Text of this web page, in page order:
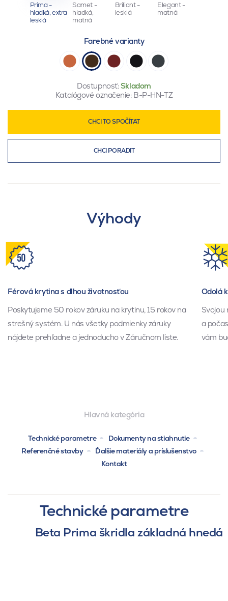
Prima -
hladká, extra
lesklá
Samet -
hladká,
matná
Briliant -
lesklá
Elegant -
matná
Farebné varianty
Dostupnosť:Skladom
Katalógové označenie: B-P-HN-TZ
CHCI TO SPOČÍTAT
CHCI PORADIT
Výhody
Férová krytina s dlhou životnosťou
Poskytujeme 50 rokov záruku na krytinu, 15 rokov na
strešný systém. U nás všetky podmienky záruky
nájdete prehľadne a jednoducho v Záručnom liste.
Odolá
Svojou
a
vám
Hlavná kategória
Technické parametre
Dokumenty na stiahnutie
Referenčné stavby
Ďalšie materiály a príslušenstvo
Kontakt
Technické parametre
Beta Prima škridla základná hnedá